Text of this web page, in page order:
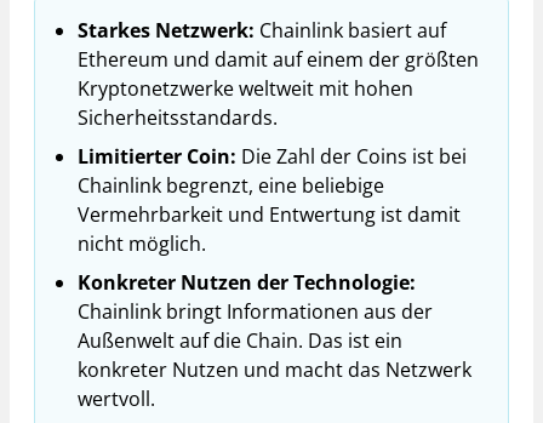
Starkes Netzwerk: Chainlink basiert auf
Ethereum und damit auf einem der größten
Kryptonetzwerke weltweit mit hohen
Sicherheitsstandards.
Limitierter Coin: Die Zahl der Coins ist bei
Chainlink begrenzt, eine beliebige
Vermehrbarkeit und Entwertung ist damit
nicht möglich.
Konkreter Nutzen der Technologie:
Chainlink bringt Informationen aus der
Außenwelt auf die Chain. Das ist ein
konkreter Nutzen und macht das Netzwerk
wertvoll.